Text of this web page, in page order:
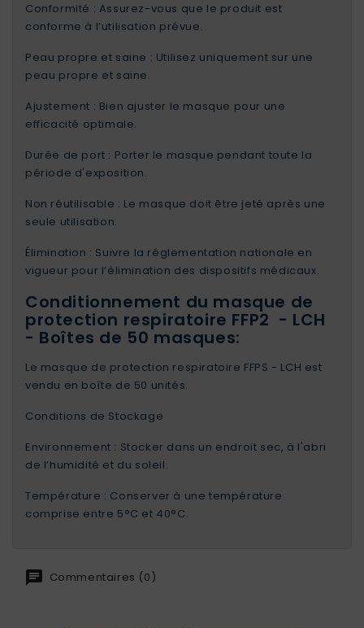
Conformité : Assurez-vous que le produit est
conforme à l’utilisation prévue.
Peau propre et saine : Utilisez uniquement sur une
peau propre et saine.
Ajustement : Bien ajuster le masque pour une
efficacité optimale.
Durée de port : Porter le masque pendant toute la
période d'exposition.
Non réutilisable : Le masque doit être jeté après une
seule utilisation.
Élimination : Suivre la réglementation nationale en
vigueur pour l’élimination des dispositifs médicaux.
Conditionnement du masque de
protection respiratoire FFP2 - LCH
- Boîtes de 50 masques:
Le masque de protection respiratoire FFPS - LCH est
vendu en boîte de 50 unités.
Conditions de Stockage
Environnement : Stocker dans un endroit sec, à l'abri
de l’humidité et du soleil.
Température : Conserver à une température
comprise entre 5°C et 40°C.
Commentaires (0)